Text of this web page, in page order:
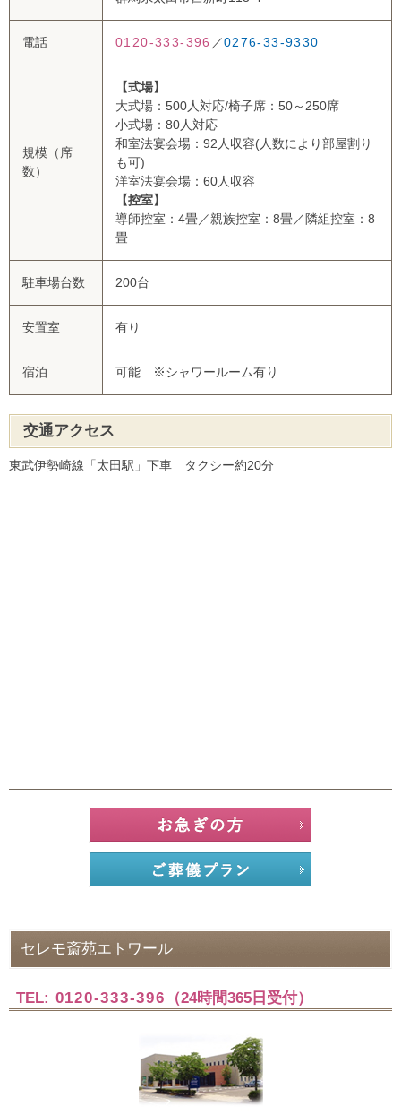
電話 0120-333-396 ／0276-33-9330
規模（席
数）
【式場】
大式場：500人対応/椅子席：50～250席
小式場：80人対応
和室法宴会場：92人収容(人数により部屋割り
も可)
洋室法宴会場：60人収容
【控室】
導師控室：4畳／親族控室：8畳／隣組控室：8
畳
駐車場台数 200台
安置室 有り
宿泊 可能 ※シャワールーム有り
交通アクセス
東武伊勢崎線「太田駅」下車 タクシー約20分
セレモ斎苑エトワール
TEL: 0120-333-396 （24時間365日受付）